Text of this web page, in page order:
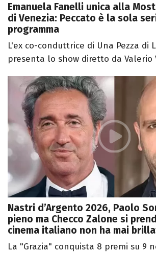
Emanuela Fanelli unica alla
di Venezia: Peccato è la sola
programma
L'ex co-conduttrice di Una Pezza di
presenta lo show diretto da Valerio
Nastri d’Argento 2026, Paolo
pieno ma Checco Zalone si
cinema italiano non ha mai
La "Grazia" conquista 8 premi su 9